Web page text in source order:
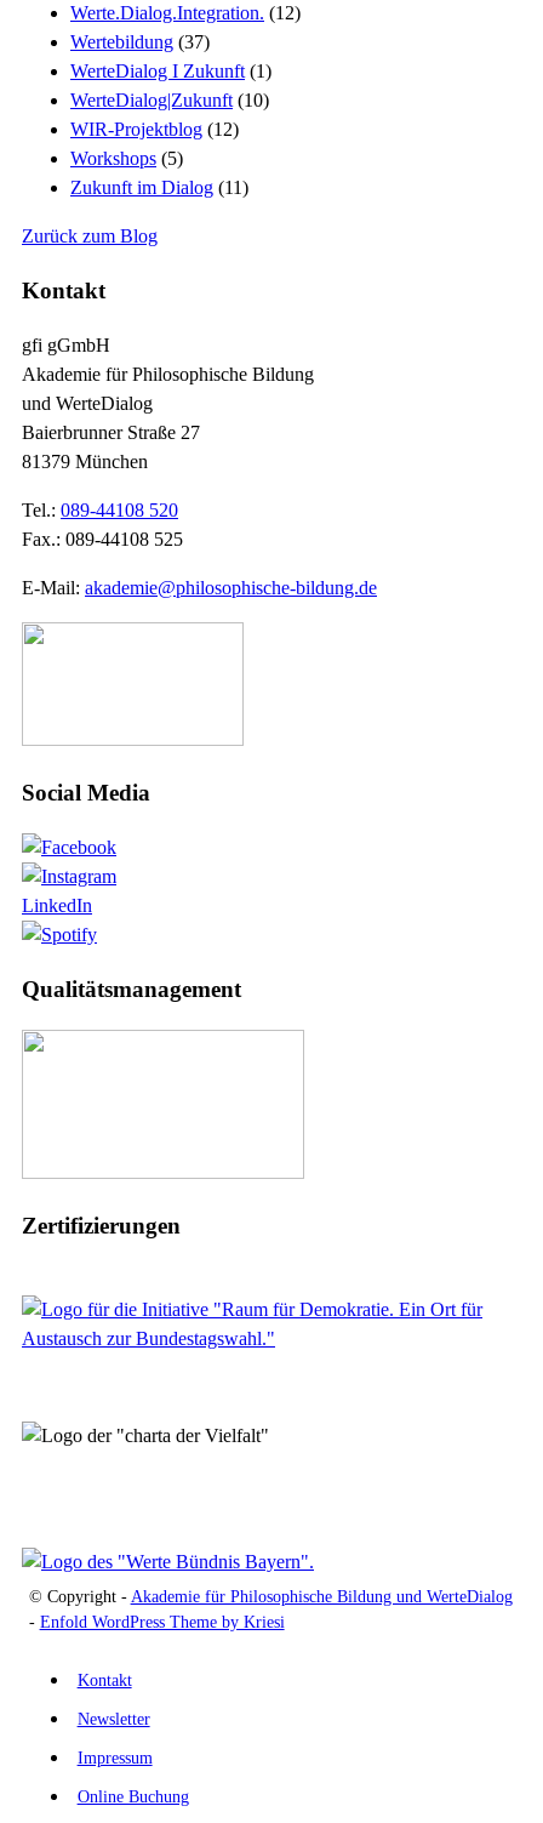
Werte.Dialog.Integration. (12)
Wertebildung (37)
WerteDialog I Zukunft (1)
WerteDialog|Zukunft (10)
WIR-Projektblog (12)
Workshops (5)
Zukunft im Dialog (11)
Zurück zum Blog
Kontakt
gfi gGmbH
Akademie für Philosophische Bildung
und WerteDialog
Baierbrunner Straße 27
81379 München
Tel.: 089-44108 520
Fax.: 089-44108 525
E-Mail: akademie@philosophische-bildung.de
Social Media
LinkedIn
Qualitätsmanagement
Zertifizierungen
© Copyright - Akademie für Philosophische Bildung und WerteDialog
- Enfold WordPress Theme by Kriesi
Kontakt
Newsletter
Impressum
Online Buchung